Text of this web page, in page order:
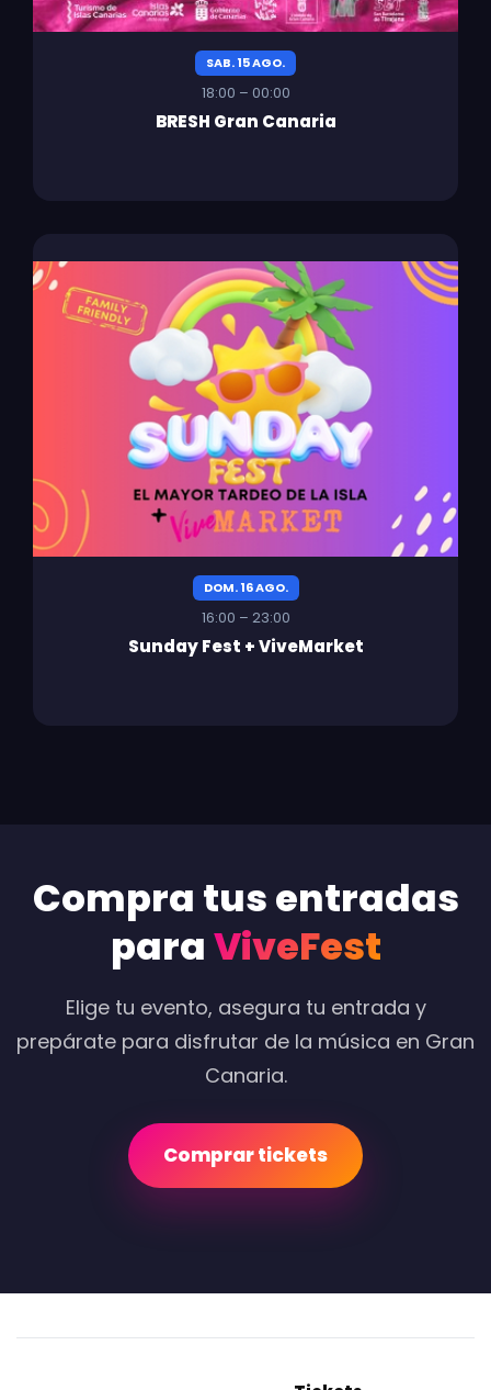
SAB. 15 AGO.
18:00 – 00:00
BRESH Gran Canaria
DOM. 16 AGO.
16:00 – 23:00
Sunday Fest + ViveMarket
Compra tus entradas
paraViveFest
Elige tu evento, asegura tu entrada y
prepárate para disfrutar de la música en Gran
Canaria.
Comprar tickets